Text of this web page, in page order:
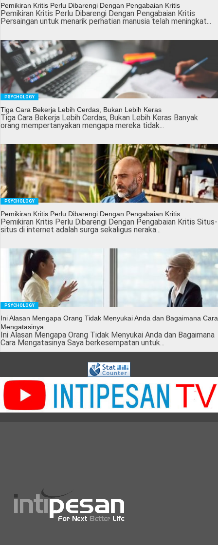
Pemikiran Kritis Perlu Dibarengi Dengan Pengabaian Kritis
Pemikiran Kritis Perlu Dibarengi Dengan Pengabaian Kritis
Persaingan untuk menarik perhatian manusia telah meningkat...
PSYCHOLOGY
Tiga Cara Bekerja Lebih Cerdas, Bukan Lebih Keras
Tiga Cara Bekerja Lebih Cerdas, Bukan Lebih Keras Banyak
orang mempertanyakan mengapa mereka tidak...
PSYCHOLOGY
Pemikiran Kritis Perlu Dibarengi Dengan Pengabaian Kritis
Pemikiran Kritis Perlu Dibarengi Dengan Pengabaian Kritis Situs-
situs di internet adalah surga sekaligus neraka...
PSYCHOLOGY
Ini Alasan Mengapa Orang Tidak Menyukai Anda dan Bagaimana Cara
Mengatasinya
Ini Alasan Mengapa Orang Tidak Menyukai Anda dan Bagaimana
Cara Mengatasinya Saya berkesempatan untuk...